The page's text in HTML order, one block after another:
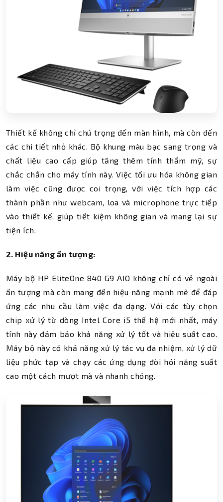
Thiết kế không chỉ chú trọng đến màn hình, mà còn đến
các chi tiết nhỏ khác. Bộ khung màu bạc sang trọng và
chất liệu cao cấp giúp tăng thêm tính thẩm mỹ, sự
chắc chắn cho máy tính này. Việc tối ưu hóa không gian
làm việc cũng được coi trọng, với việc tích hợp các
thành phần như webcam, loa và microphone trực tiếp
vào thiết kế, giúp tiết kiệm không gian và mang lại sự
tiện ích.
2. Hiệu năng ấn tượng:
Máy bộ HP EliteOne 840 G9 AIO không chỉ có vẻ ngoài
ấn tượng mà còn mang đến hiệu năng mạnh mẽ để đáp
ứng các nhu cầu làm việc đa dạng. Với các tùy chọn
chip xử lý từ dòng Intel Core i5 thế hệ mới nhất, máy
tính này đảm bảo khả năng xử lý tốt và hiệu suất cao.
Máy bộ này có khả năng xử lý tác vụ đa nhiệm, xử lý dữ
liệu phức tạp và chạy các ứng dụng đòi hỏi năng suất
cao một cách mượt mà và nhanh chóng.